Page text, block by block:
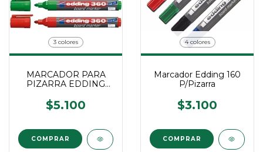
3 colores
MARCADOR PARA
PIZARRA EDDING
$5.100
COMPRAR
4 colores
Marcador Edding 160
P/Pizarra
$3.100
COMPRAR